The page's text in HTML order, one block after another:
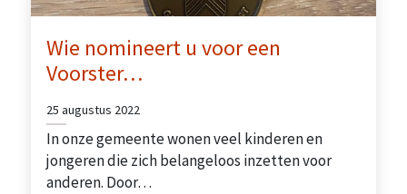
Wie nomineert u voor een
Voorster…
25 augustus 2022
In onze gemeente wonen veel kinderen en
jongeren die zich belangeloos inzetten voor
anderen. Door…